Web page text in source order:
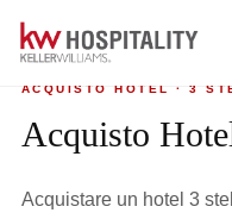
Home ›Acquisto hotel›
ACQUISTO HOTEL · 3
Acquisto
Acquistare un hotel 3